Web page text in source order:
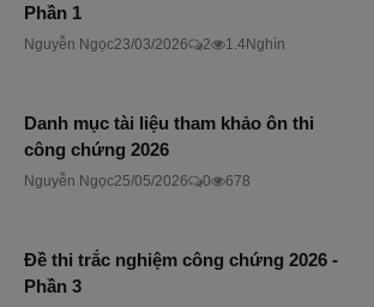
Phần 1
Nguyễn Ngọc23/03/2026 2 1.4Nghìn
Danh mục tài liệu tham khảo ôn thi
công chứng 2026
Nguyễn Ngọc25/05/2026 0 678
Đề thi trắc nghiệm công chứng 2026 -
Phần 3